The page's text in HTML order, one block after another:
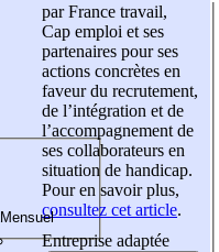
par France travail,
Cap emploi et ses
partenaires pour ses
actions concrètes en
faveur du recrutement,
de l’intégration et de
l’accompagnement de
ses collaborateurs en
situation de handicap.
Pour en savoir plus,
consultez cet article.
Entreprise adaptée